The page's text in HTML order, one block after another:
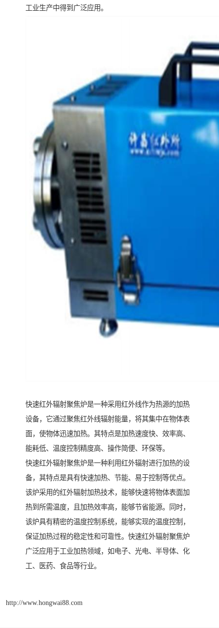
工业生产中得到广泛应用。
快速红外辐射聚焦炉是一种采用红外线作为热源的加热
设备，它通过聚焦红外线辐射能量，将其集中在物体表
面，使物体迅速加热。其特点是加热速度快、效率高、
能耗低、温度控制精度高、操作简便、环保等。
快速红外辐射聚焦炉是一种利用红外辐射进行加热的设
备，其特点是具有快速加热、节能、易于控制等优点。
该炉采用的红外辐射加热技术，能够快速将物体表面加
热到所需温度，且加热效率高，能够节省能源。同时，
该炉具有精密的温度控制系统，能够实现的温度控制，
保证加热过程的稳定性和可靠性。快速红外辐射聚焦炉
广泛应用于工业加热领域，如电子、光电、半导体、化
工、医药、食品等行业。
http://www.hongwai88.com